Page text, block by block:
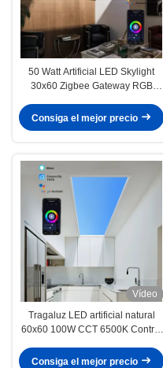
50 Watt Artificial LED Skylight
30x60 Zigbee Gateway RGB
Consiga el mejor precio
Vídeo
Tragaluz LED artificial natural
60x60 100W CCT 6500K Control
Consiga el mejor precio